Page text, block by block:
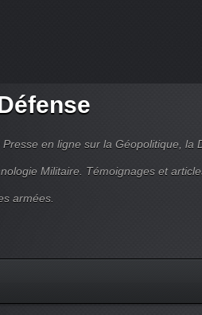
en ligne sur la Géopolitique, la
Militaire. Témoignages et
armées.